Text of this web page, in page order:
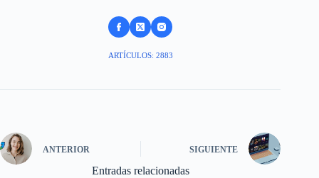
ARTÍCULOS: 2883
ANTERIOR SIGUIENTE
Entradas relacionadas